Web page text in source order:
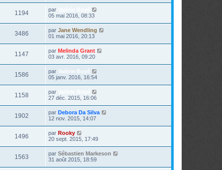
1194 par
05 mai 2016, 08:33
3486 par Jane Wendling
01 mai 2016, 20:13
1147 par Melinda Grant
03 avr. 2016, 09:20
1586 par Valérie Boyé
05 janv. 2016, 16:54
1158 par
27 déc. 2015, 16:06
1902 par Debora Da Silva
12 nov. 2015, 14:07
1496 par Rooky
20 sept. 2015, 17:49
1563 par Sébastien Markeson
31 août 2015, 18:59